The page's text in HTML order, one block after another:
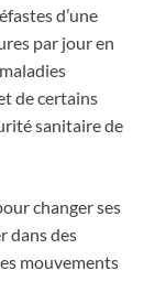
d’une
par jour en
de certains
sanitaire de
changer ses
dans des
mouvements